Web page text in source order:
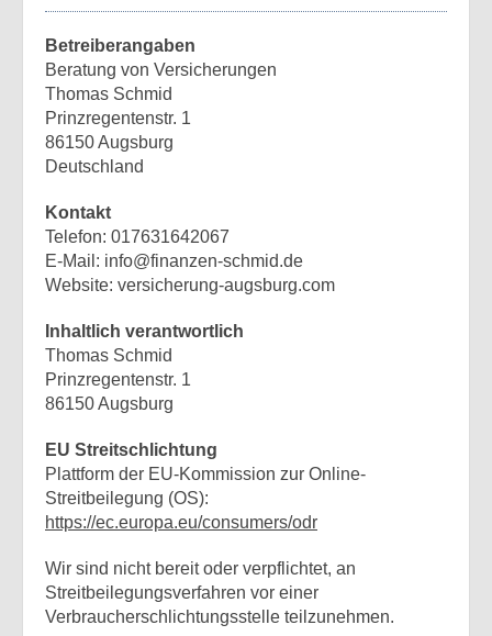
Betreiberangaben
Beratung von Versicherungen
Thomas Schmid
Prinzregentenstr. 1
86150 Augsburg
Deutschland
Kontakt
Telefon: 017631642067
E-Mail: info@finanzen-schmid.de
Website: versicherung-augsburg.com
Inhaltlich verantwortlich
Thomas Schmid
Prinzregentenstr. 1
86150 Augsburg
EU Streitschlichtung
Plattform der EU-Kommission zur Online-
Streitbeilegung (OS):
https://ec.europa.eu/consumers/odr
Wir sind nicht bereit oder verpflichtet, an
Streitbeilegungsverfahren vor einer
Verbraucherschlichtungsstelle teilzunehmen.